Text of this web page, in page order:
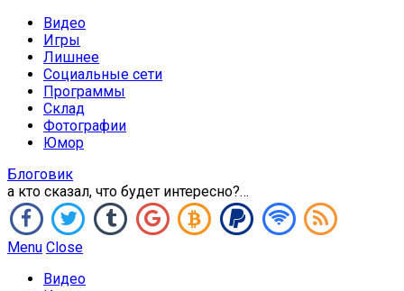
Видео
Игры
Лишнее
Социальные сети
Программы
Склад
Фотографии
Юмор
Блоговик
а кто сказал, что будет интересно?…
Menu Close
Видео